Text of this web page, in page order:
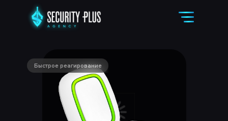
Быстрое реагирование